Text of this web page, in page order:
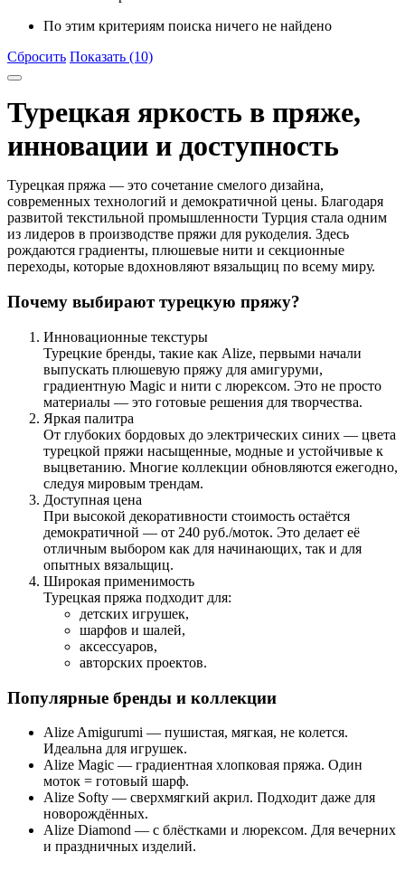
По этим критериям поиска ничего не найдено
Сбросить Показать (10)
Турецкая яркость в пряже,
инновации и доступность
Турецкая пряжа — это сочетание смелого дизайна,
современных технологий и демократичной цены. Благодаря
развитой текстильной промышленности Турция стала одним
из лидеров в производстве пряжи для рукоделия. Здесь
рождаются градиенты, плюшевые нити и секционные
переходы, которые вдохновляют вязальщиц по всему миру.
Почему выбирают турецкую пряжу?
Инновационные текстуры
Турецкие бренды, такие как Alize, первыми начали
выпускать плюшевую пряжу для амигуруми,
градиентную Magic и нити с люрексом. Это не просто
материалы — это готовые решения для творчества.
Яркая палитра
От глубоких бордовых до электрических синих — цвета
турецкой пряжи насыщенные, модные и устойчивые к
выцветанию. Многие коллекции обновляются ежегодно,
следуя мировым трендам.
Доступная цена
При высокой декоративности стоимость остаётся
демократичной — от 240 руб./моток. Это делает её
отличным выбором как для начинающих, так и для
опытных вязальщиц.
Широкая применимость
Турецкая пряжа подходит для:
детских игрушек,
шарфов и шалей,
аксессуаров,
авторских проектов.
Популярные бренды и коллекции
Alize Amigurumi — пушистая, мягкая, не колется.
Идеальна для игрушек.
Alize Magic — градиентная хлопковая пряжа. Один
моток = готовый шарф.
Alize Softy — сверхмягкий акрил. Подходит даже для
новорождённых.
Alize Diamond — с блёстками и люрексом. Для вечерних
и праздничных изделий.